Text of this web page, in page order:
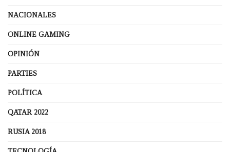
NACIONALES
ONLINE GAMING
OPINIÓN
PARTIES
POLÍTICA
QATAR 2022
RUSIA 2018